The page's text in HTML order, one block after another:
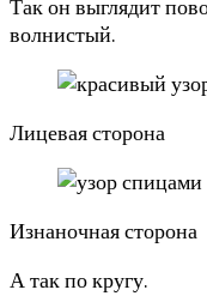
Так он выглядит
волнистый.
Лицевая сторона
Изнаночная сторона
А так по кругу.